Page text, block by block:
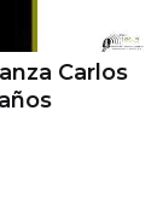
Carlos